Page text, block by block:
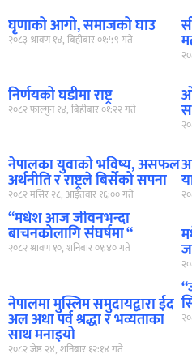
घृणाको आगो, समाजको घाउ
२०८३ श्रावण १४, बिहीबार ०१:५९ गते
निर्णयको घडीमा राष्ट्र
२०८२ फाल्गुन १४, बिहीबार ०१:२२ गते
नेपालका युवाको भविष्य, असफल
अर्थनीति र राष्ट्रले बिर्सेको सपना
२०८२ मंसिर २८, आईतवार १६:०० गते
“मधेश आज जीवनभन्दा
बाचनकोलागि संघर्षमा “
२०८२ श्रावण १०, शनिबार ०१:४० गते
नेपालमा मुस्लिम समुदायद्वारा ईद
अल अधा पर्व श्रद्धा र भव्यताका
साथ मनाइयो
२०८२ जेष्ठ २४, शनिबार १२:१४ गते